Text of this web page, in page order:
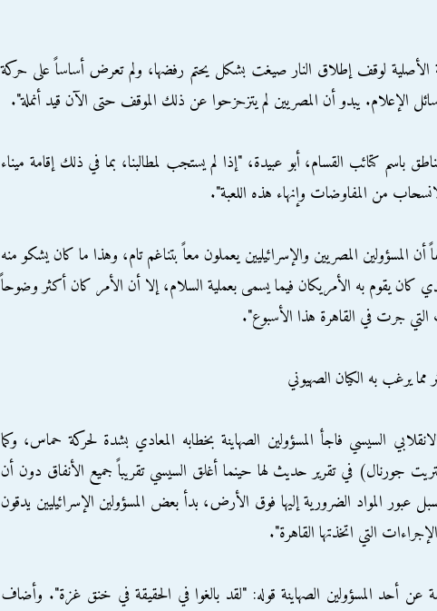
الأصلية لوقف إطلاق النار صيغت بشكل يحتم رفضها، ولم تعرض أساساً على حركة
الإعلام. يبدو أن المصريين لم يتزحزحوا عن ذلك الموقف حتى الآن قيد أنملة".
باسم كتائب القسام، أبو عبيدة، "إذا لم يستجب لمطالبنا، بما في ذلك إقامة ميناء
من المفاوضات وإنهاء هذه اللعبة".
المسؤولين المصريين والإسرائيليين يعملون معاً بتناغم تام، وهذا ما كان يشكو منه
كان يقوم به الأمريكان فيما يسمى بعملية السلام، إلا أن الأمر كان أكثر وضوحاً
التي جرت في القاهرة هذا الأسبوع".
يرغب به الكيان الصهيوني
السيسي فاجأ المسؤولين الصهاينة بخطابه المعادي بشدة لحركة حماس، وكما
جورنال) في تقرير حديث لها حينما أغلق السيسي تقريباً جميع الأنفاق دون أن
المواد الضرورية إليها فوق الأرض، بدأ بعض المسؤولين الإسرائيليين يدقون
التي اتخذتها القاهرة".
عن أحد المسؤولين الصهاينة قوله: "لقد بالغوا في الحقيقة في خنق غزة". وأضاف